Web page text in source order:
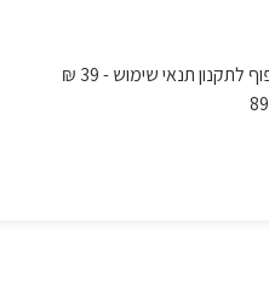
לתקנון תנאי שימוש- 39 ₪